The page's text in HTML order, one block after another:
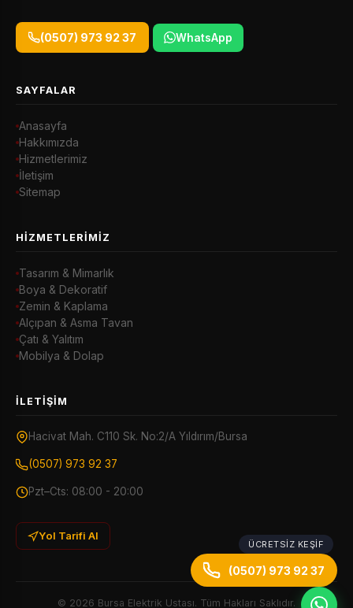
(0507) 973 92 37 WhatsApp
SAYFALAR
Anasayfa
Hakkımızda
Hizmetlerimiz
İletişim
Sitemap
HIZMETLERIMIZ
Tasarım & Mimarlık
Boya & Dekoratif
Zemin & Kaplama
Alçıpan & Asma Tavan
Çatı & Yalıtım
Mobilya & Dolap
İLETIŞIM
Hacivat Mah. C110 Sk. No:2/A Yıldırım/Bursa
(0507) 973 92 37
Pzt–Cts: 08:00 - 20:00
Yol Tarifi Al
© 2026 Bursa Elektrik Ustası. Tüm Hakları Saklıdır.
ÜCRETSIZ KEŞIF
(0507) 973 92 37